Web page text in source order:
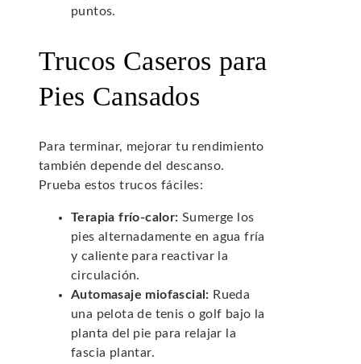
puntos.
Trucos Caseros para
Pies Cansados
Para terminar, mejorar tu rendimiento
también depende del descanso.
Prueba estos trucos fáciles:
Terapia frío-calor: Sumerge los
pies alternadamente en agua fría
y caliente para reactivar la
circulación.
Automasaje miofascial: Rueda
una pelota de tenis o golf bajo la
planta del pie para relajar la
fascia plantar.